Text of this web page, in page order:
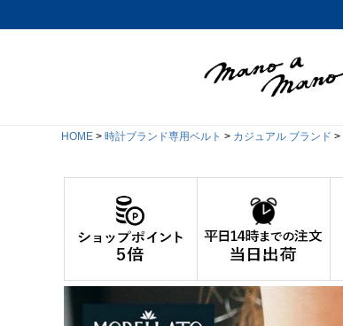
HOME 時計ブランド専用ベルト カジュアル ブランド